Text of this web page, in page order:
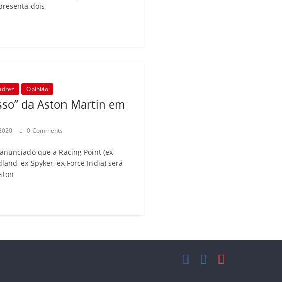
dois
Opinião
da Aston Martin em
0 Comments
que a Racing Point (ex
ex Spyker, ex Force India) será